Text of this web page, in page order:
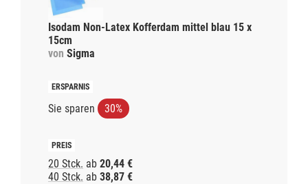
Isodam Non-Latex Kofferdam mittel blau 15 x
15cm
von Sigma
Sie sparen 30%
20 Stck. ab 20,44 €
40 Stck. ab 38,87 €